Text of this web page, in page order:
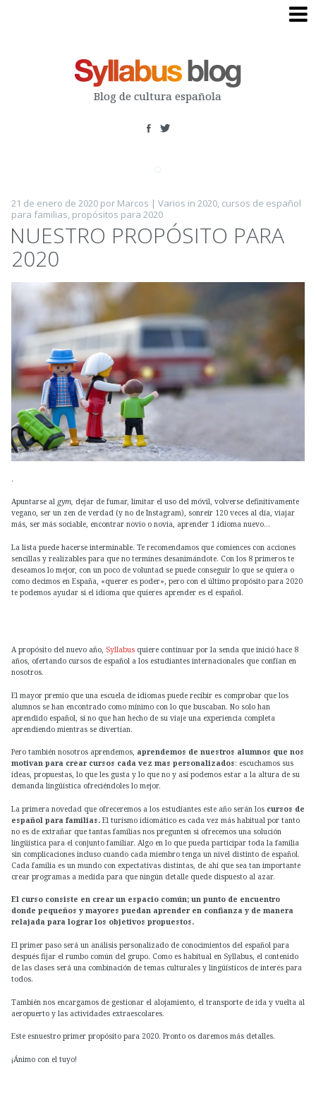
Blog de cultura española
21 de enero de 2020 por Marcos | Varios in 2020, cursos de español
para familias, propósitos para 2020
NUESTRO PROPÓSITO PARA
2020
.
Apuntarse al gym, dejar de fumar, limitar el uso del móvil, volverse definitivamente
vegano, ser un zen de verdad (y no de Instagram), sonreír 120 veces al día, viajar
más, ser más sociable, encontrar novio o novia, aprender 1 idioma nuevo…
La lista puede hacerse interminable. Te recomendamos que comiences con acciones
sencillas y realizables para que no termines desanimándote. Con los 8 primeros te
deseamos lo mejor, con un poco de voluntad se puede conseguir lo que se quiera o
como decimos en España, «querer es poder», pero con el último propósito para 2020
te podemos ayudar si el idioma que quieres aprender es el español.
A propósito del nuevo año, Syllabus quiere continuar por la senda que inició hace 8
años, ofertando cursos de español a los estudiantes internacionales que confían en
nosotros.
El mayor premio que una escuela de idiomas puede recibir es comprobar que los
alumnos se han encontrado como mínimo con lo que buscaban. No solo han
aprendido español, si no que han hecho de su viaje una experiencia completa
aprendiendo mientras se divertían.
Pero también nosotros aprendemos, aprendemos de nuestros alumnos que nos
motivan para crear cursos cada vez mas personalizados: escuchamos sus
ideas, propuestas, lo que les gusta y lo que no y así podemos estar a la altura de su
demanda lingüística ofreciéndoles lo mejor.
La primera novedad que ofreceremos a los estudiantes este año serán los cursos de
español para familias. El turismo idiomático es cada vez más habitual por tanto
no es de extrañar que tantas familias nos pregunten si ofrecemos una solución
lingüística para el conjunto familiar. Algo en lo que pueda participar toda la familia
sin complicaciones incluso cuando cada miembro tenga un nivel distinto de español.
Cada familia es un mundo con expectativas distintas, de ahí que sea tan importante
crear programas a medida para que ningún detalle quede dispuesto al azar.
El curso consiste en crear un espacio común; un punto de encuentro
donde pequeños y mayores puedan aprender en confianza y de manera
relajada para lograr los objetivos propuestos.
El primer paso será un análisis personalizado de conocimientos del español para
después fijar el rumbo común del grupo. Como es habitual en Syllabus, el contenido
de las clases será una combinación de temas culturales y lingüísticos de interés para
todos.
También nos encargamos de gestionar el alojamiento, el transporte de ida y vuelta al
aeropuerto y las actividades extraescolares.
Este esnuestro primer propósito para 2020. Pronto os daremos más detalles.
¡Ánimo con el tuyo!